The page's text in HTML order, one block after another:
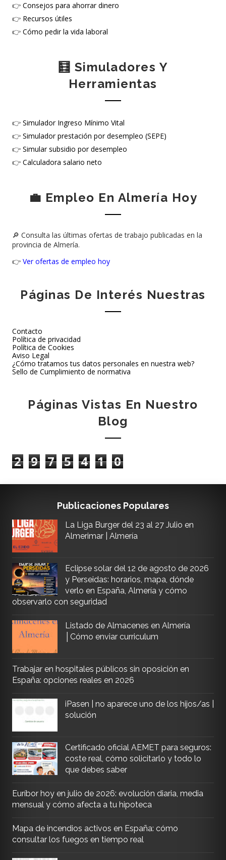
👉 Consejos para ahorrar dinero
👉 Recursos útiles
👉 Cómo pedir la vida laboral
🧮 Simuladores Y
Herramientas
👉 Simulador Ingreso Mínimo Vital
👉 Simulador prestación por desempleo (SEPE)
👉 Simular subsidio por desempleo
👉 Calculadora salario neto
💼 Empleo En Almería Hoy
🔎 Consulta las últimas ofertas de trabajo publicadas en la
provincia de Almería.
👉 Ver ofertas de empleo hoy
Páginas De Interés Nuestras
Contacto
Política de privacidad
Política de Cookies
Aviso Legal
¿Cómo tratamos tus datos personales en nuestra web?
Sello de Cumplimiento de normativa
Páginas Vistas En Nuestro
Blog
2 9 7 5 4 1 0
Publicaciones Populares
La Liga Burger del 23 al 27 Julio en
Almerimar | Almería
Eclipse solar del 12 de agosto de 2026
y Perseidas: horarios, mapa, dónde
verlo en España, Almería y cómo
observarlo con seguridad
Listado de Almacenes en Almería
│Cómo enviar curriculum
Trabajar en hospitales públicos sin oposición en
España: opciones reales en 2026
iPasen | no aparece uno de los hijos/as |
solución
Certificado oficial AEMET para seguros:
coste real, cómo solicitarlo y todo lo
que debes saber
Euríbor hoy en julio de 2026: evolución diaria, media
mensual y cómo afecta a tu hipoteca
Mapa de incendios activos en España: cómo
consultar los fuegos en tiempo real